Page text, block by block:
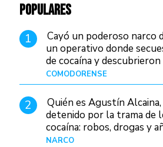
POPULARES
1
Cayó un poderoso narco
un operativo donde
de cocaína y
Patagonia
COMODORENSE
2
Quién es Agustín
detenido por la trama de
cocaína: robos, drogas y
judiciales
NARCO